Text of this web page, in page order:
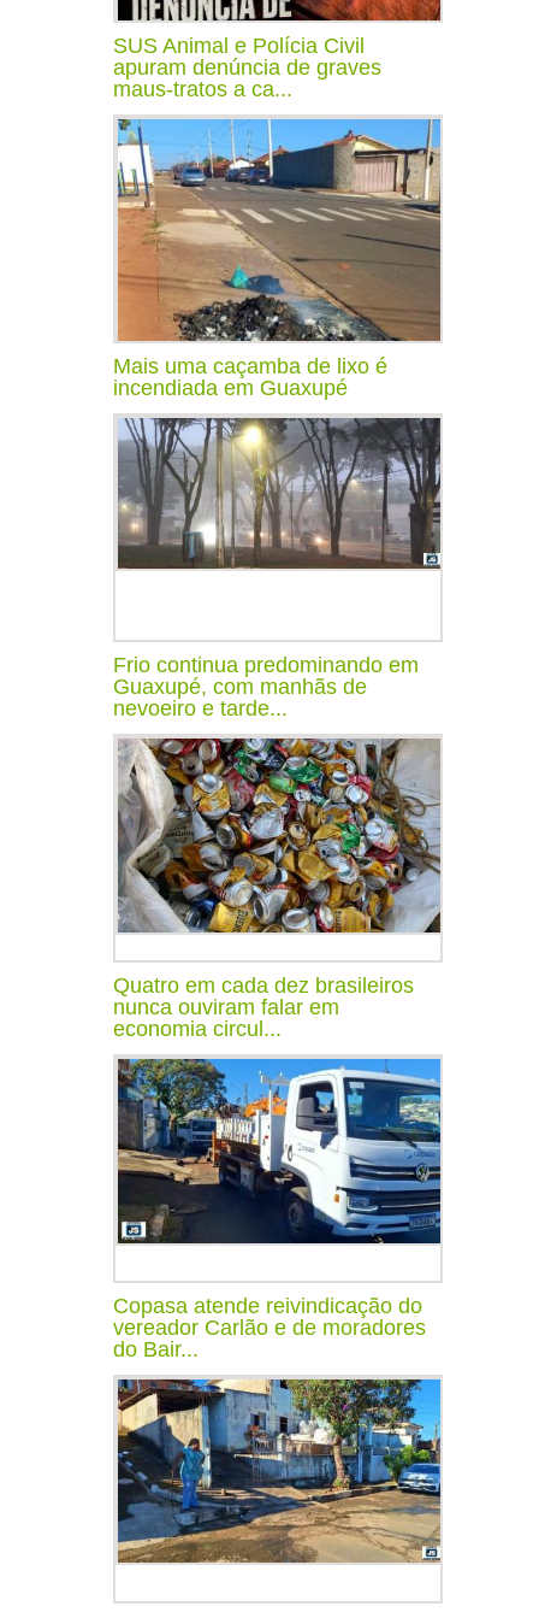
SUS Animal e Polícia Civil
apuram denúncia de graves
maus-tratos a ca...
Mais uma caçamba de lixo é
incendiada em Guaxupé
Frio continua predominando em
Guaxupé, com manhãs de
nevoeiro e tarde...
Quatro em cada dez brasileiros
nunca ouviram falar em
economia circul...
Copasa atende reivindicação do
vereador Carlão e de moradores
do Bair...